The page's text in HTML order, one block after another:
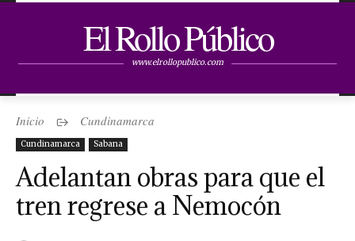
El Rollo Público
www.elrollopublico.com
Inicio Cundinamarca
Cundinamarca Sabana
Adelantan obras para que el
tren regrese a Nemocón